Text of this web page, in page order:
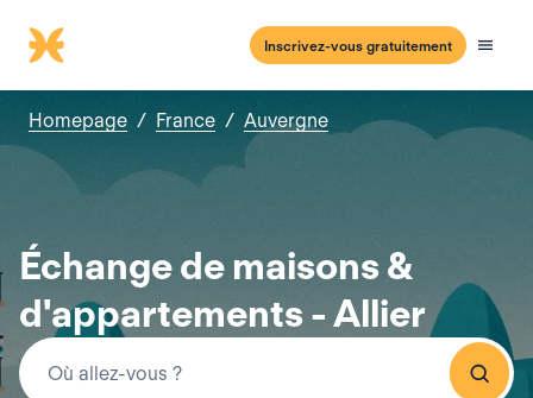
Inscrivez-vous gratuitement
Homepage / France / Auvergne
Échange de maisons &
d'appartements - Allier